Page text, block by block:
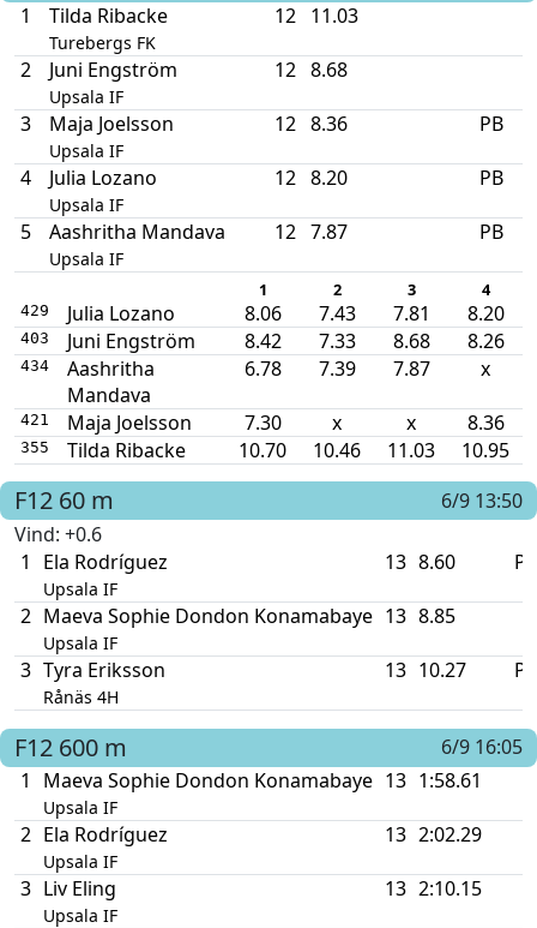
1
Tilda Ribacke
Turebergs FK
12 11.03
2 Juni Engström
Upsala IF
12 8.68
3 Maja Joelsson
Upsala IF
12 8.36 PB
4 Julia Lozano
Upsala IF
12 8.20 PB
5 Aashritha Mandava
Upsala IF
12 7.87 PB
1 2 3 4
429 Julia Lozano 8.06 7.43 7.81 8.20
403 Juni Engström 8.42 7.33 8.68 8.26
434
Aashritha
Mandava
6.78 7.39 7.87 x
421 Maja Joelsson 7.30 x x 8.36
355 Tilda Ribacke 10.70 10.46 11.03 10.95
F12 60 m
6/9 13:50
Vind: +0.6
1
Ela Rodríguez
Upsala IF
13 8.60 PB
2 Maeva Sophie Dondon Konamabaye
Upsala IF
13 8.85
3 Tyra Eriksson
Rånäs 4H
13 10.27 PB
F12 600 m
6/9 16:05
1
Maeva Sophie Dondon Konamabaye
Upsala IF
13 1:58.61
2 Ela Rodríguez
Upsala IF
13 2:02.29
3 Liv Eling
Upsala IF
13 2:10.15